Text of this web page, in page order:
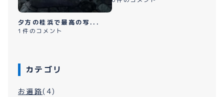
夕方の桂浜で最高の写...
1件のコメント
カテゴリ
お遍路(4)